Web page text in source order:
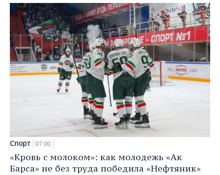
Спорт 07:00
«Кровь с молоком»: как молодежь «Ак
Барса» не без труда победила «Нефтяник»